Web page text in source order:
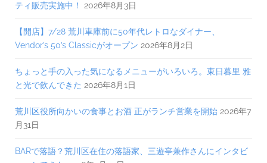
ティ販売実施中！
2026年8月3日
【開店】7/28 荒川車庫前に50年代レトロなダイナー、
Vendor’s 50’s Classicがオープン 2026年8月2日
ちょっと手の入った気になるメニューがいろいろ。東日暮里 雅
と光で飲んできた 2026年8月1日
荒川区役所向かいの食事とお酒 正がランチ営業を開始 2026年7
月31日
BARで落語？荒川区在住の落語家、三遊亭兼作さんにインタビ